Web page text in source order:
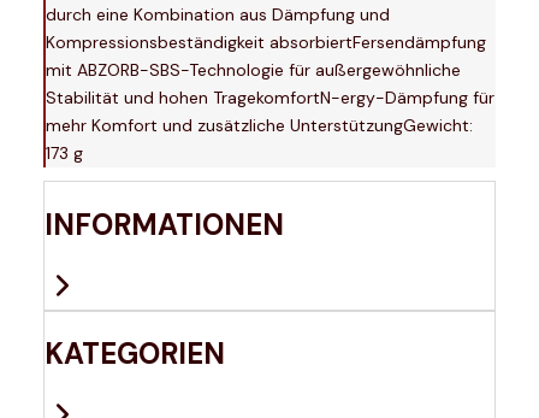
durch eine Kombination aus Dämpfung und
Kompressionsbeständigkeit absorbiertFersendämpfung
mit ABZORB-SBS-Technologie für außergewöhnliche
Stabilität und hohen TragekomfortN-ergy-Dämpfung für
mehr Komfort und zusätzliche UnterstützungGewicht:
173 g
INFORMATIONEN
KATEGORIEN